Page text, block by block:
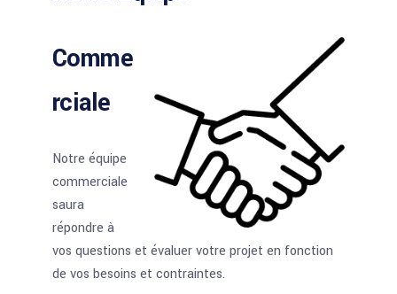
Comme
rciale
Notre équipe
commerciale
saura
répondre à
vos questions et évaluer votre projet en fonction
de vos besoins et contraintes.